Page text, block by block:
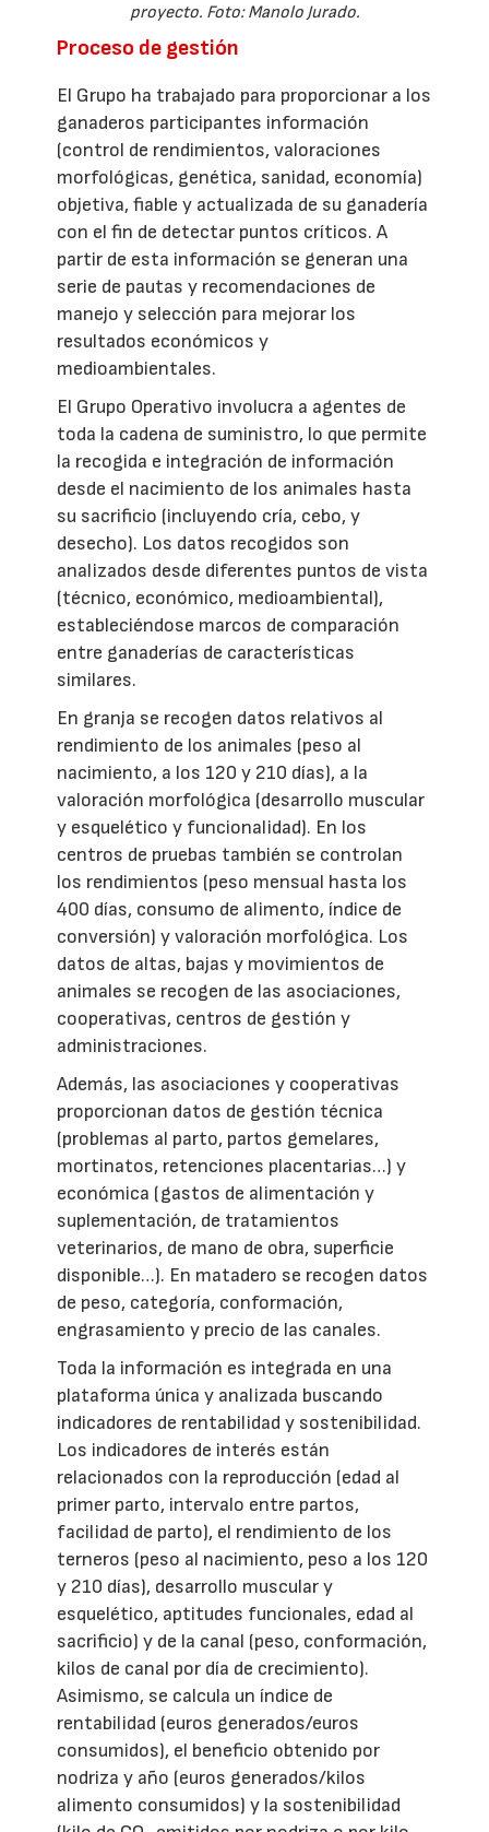
proyecto. Foto: Manolo Jurado.
Proceso de gestión
El Grupo ha trabajado para proporcionar a los
ganaderos participantes información
(control de rendimientos, valoraciones
morfológicas, genética, sanidad, economía)
objetiva, fiable y actualizada de su ganadería
con el fin de detectar puntos críticos. A
partir de esta información se generan una
serie de pautas y recomendaciones de
manejo y selección para mejorar los
resultados económicos y
medioambientales.
El Grupo Operativo involucra a agentes de
toda la cadena de suministro, lo que permite
la recogida e integración de información
desde el nacimiento de los animales hasta
su sacrificio (incluyendo cría, cebo, y
desecho). Los datos recogidos son
analizados desde diferentes puntos de vista
(técnico, económico, medioambiental),
estableciéndose marcos de comparación
entre ganaderías de características
similares.
En granja se recogen datos relativos al
rendimiento de los animales (peso al
nacimiento, a los 120 y 210 días), a la
valoración morfológica (desarrollo muscular
y esquelético y funcionalidad). En los
centros de pruebas también se controlan
los rendimientos (peso mensual hasta los
400 días, consumo de alimento, índice de
conversión) y valoración morfológica. Los
datos de altas, bajas y movimientos de
animales se recogen de las asociaciones,
cooperativas, centros de gestión y
administraciones.
Además, las asociaciones y cooperativas
proporcionan datos de gestión técnica
(problemas al parto, partos gemelares,
mortinatos, retenciones placentarias…) y
económica (gastos de alimentación y
suplementación, de tratamientos
veterinarios, de mano de obra, superficie
disponible…). En matadero se recogen datos
de peso, categoría, conformación,
engrasamiento y precio de las canales.
Toda la información es integrada en una
plataforma única y analizada buscando
indicadores de rentabilidad y sostenibilidad.
Los indicadores de interés están
relacionados con la reproducción (edad al
primer parto, intervalo entre partos,
facilidad de parto), el rendimiento de los
terneros (peso al nacimiento, peso a los 120
y 210 días), desarrollo muscular y
esquelético, aptitudes funcionales, edad al
sacrificio) y de la canal (peso, conformación,
kilos de canal por día de crecimiento).
Asimismo, se calcula un índice de
rentabilidad (euros generados/euros
consumidos), el beneficio obtenido por
nodriza y año (euros generados/kilos
alimento consumidos) y la sostenibilidad